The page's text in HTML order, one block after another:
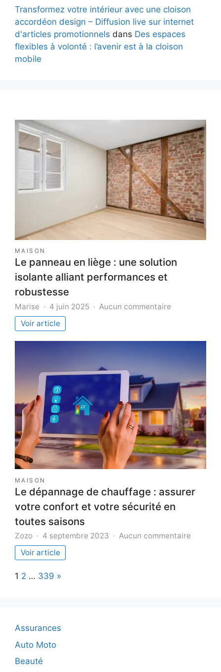
Transformez votre intérieur avec une cloison
accordéon design – Diffusion live sur internet
d'articles promotionnels dans Des espaces
flexibles à volonté : l’avenir est à la cloison
mobile
MAISON
Le panneau en liège : une solution
isolante alliant performances et
robustesse
Marise 4 juin 2025 Aucun commentaire
solution
isolante
alliant
performances
et
robustesse
Voir article
MAISON
Le dépannage de chauffage : assurer
votre confort et votre sécurité en
toutes saisons
Zozo 4 septembre 2023 Aucun commentaire
Voir article
Page:
1 2 … 339 Next
»
Assurances
Auto Moto
Beauté